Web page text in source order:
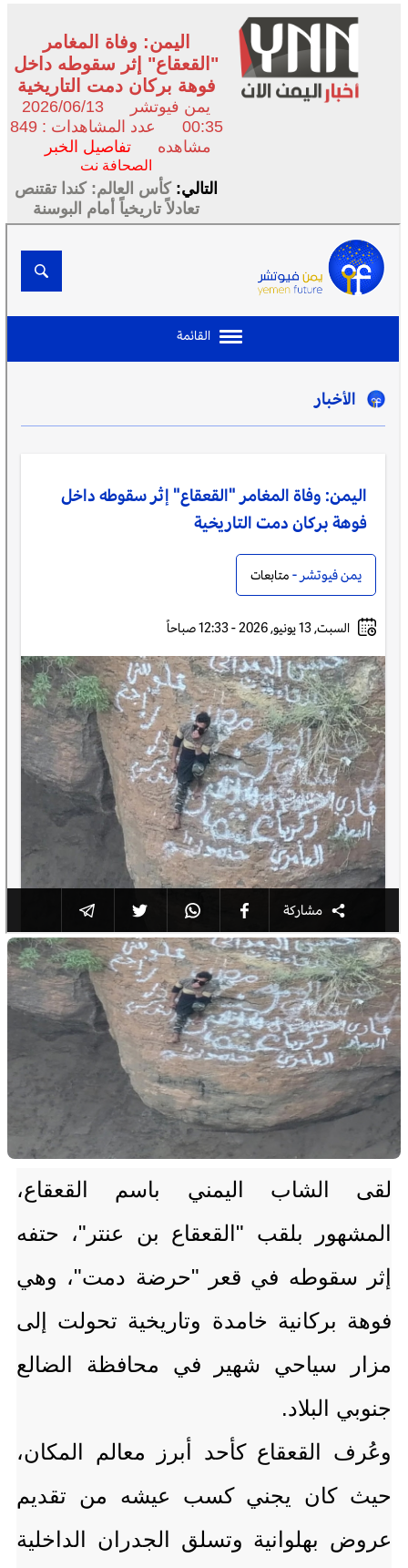
اليمن: وفاة المغامر
"القعقاع" إثر سقوطه داخل
فوهة بركان دمت التاريخية
يمن فيوتشر
2026/06/13
00:35
عدد المشاهدات : 849
مشاهده
تفاصيل الخبر
الصحافة نت
التالي:كأس العالم: كندا تقتنص
تعادلاً تاريخياً أمام البوسنة
لقى الشاب اليمني باسم القعقاع،
المشهور بلقب "القعقاع بن عنتر"، حتفه
إثر سقوطه في قعر "حرضة دمت"، وهي
فوهة بركانية خامدة وتاريخية تحولت إلى
مزار سياحي شهير في محافظة الضالع
جنوبي البلاد.
وعُرف القعقاع كأحد أبرز معالم المكان،
حيث كان يجني كسب عيشه من تقديم
عروض بهلوانية وتسلق الجدران الداخلية